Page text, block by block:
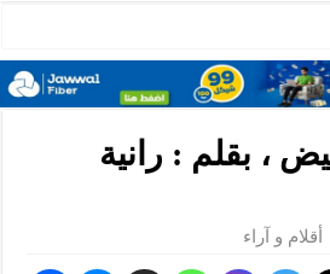
غرب غزة يختتم الدورة
، بقلم : رانية
أقلام و آراء